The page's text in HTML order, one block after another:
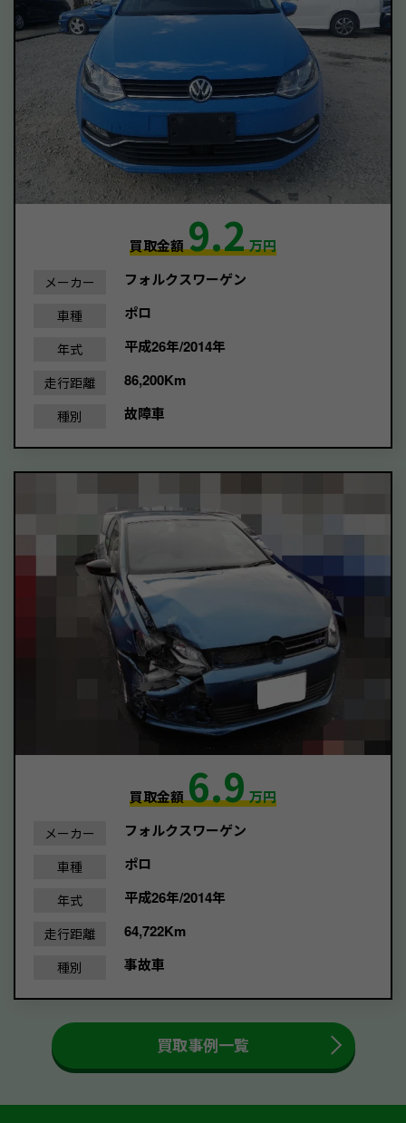
買取金額9.2万円
メーカー フォルクスワーゲン
車種 ポロ
年式 平成26年/2014年
走行距離 86,200Km
種別 故障車
買取金額6.9万円
メーカー フォルクスワーゲン
車種 ポロ
年式 平成26年/2014年
走行距離 64,722Km
種別 事故車
買取事例一覧